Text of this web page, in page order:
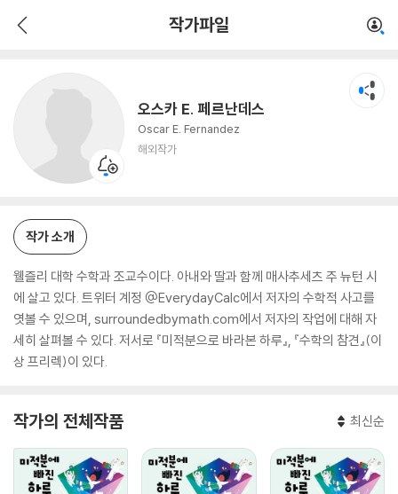
작가파일
오스카 E. 페르난데스
Oscar E. Fernandez
해외작가
작가 소개
웰즐리 대학 수학과 조교수이다. 아내와 딸과 함께 매사추세츠 주 뉴턴 시
에 살고 있다. 트위터 계정 @EverydayCalc에서 저자의 수학적 사고를
엿볼 수 있으며, surroundedbymath.com에서 저자의 작업에 대해 자
세히 살펴볼 수 있다. 저서로 『미적분으로 바라본 하루』, 『수학의 참견』(이
상 프리렉)이 있다.
작가의 전체작품 최신순